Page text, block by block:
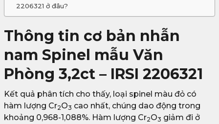
2206321 ở đâu?
Thông tin cơ bản nhẫn
nam Spinel mẫu Văn
Phòng 3,2ct – IRSI 2206321
Kết quả phân tích cho thấy, loại spinel màu đỏ có
hàm lượng Cr2O3 cao nhất, chúng dao động trong
khoảng 0,968-1,088%. Hàm lượng Cr2O3 giảm đi ở